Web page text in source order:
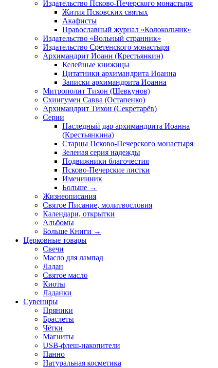
Издательство Псково-Печерского монастыря
Жития Псковских святых
Акафисты
Православный журнал «Колокольчик»
Издательство «Вольный странник»
Издательство Сретенского монастыря
Архимандрит Иоанн (Крестьянкин)
Келейные книжицы
Цитатники архимандрита Иоанна
Записки архимандрита Иоанна
Митрополит Тихон (Шевкунов)
Схиигумен Савва (Остапенко)
Архимандрит Тихон (Секретарёв)
Серии
Наследный дар архимандрита Иоанна
(Крестьянкина)
Старцы Псково-Печерского монастыря
Зеленая серия надежды
Подвижники благочестия
Псково-Печерские листки
Именинник
Больше →
Жизнеописания
Святое Писание, молитвословия
Календари, открытки
Альбомы
Больше Книги →
Церковные товары
Свечи
Масло для лампад
Ладан
Святое масло
Киоты
Ладанки
Сувениры
Пряники
Браслеты
Чётки
Магниты
USB-флеш-накопители
Панно
Натуральная косметика